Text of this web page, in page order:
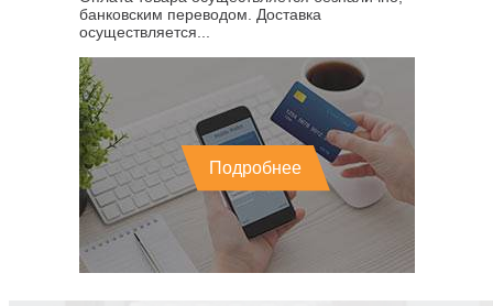
банковским переводом. Доставка
осуществляется...
Подробнее